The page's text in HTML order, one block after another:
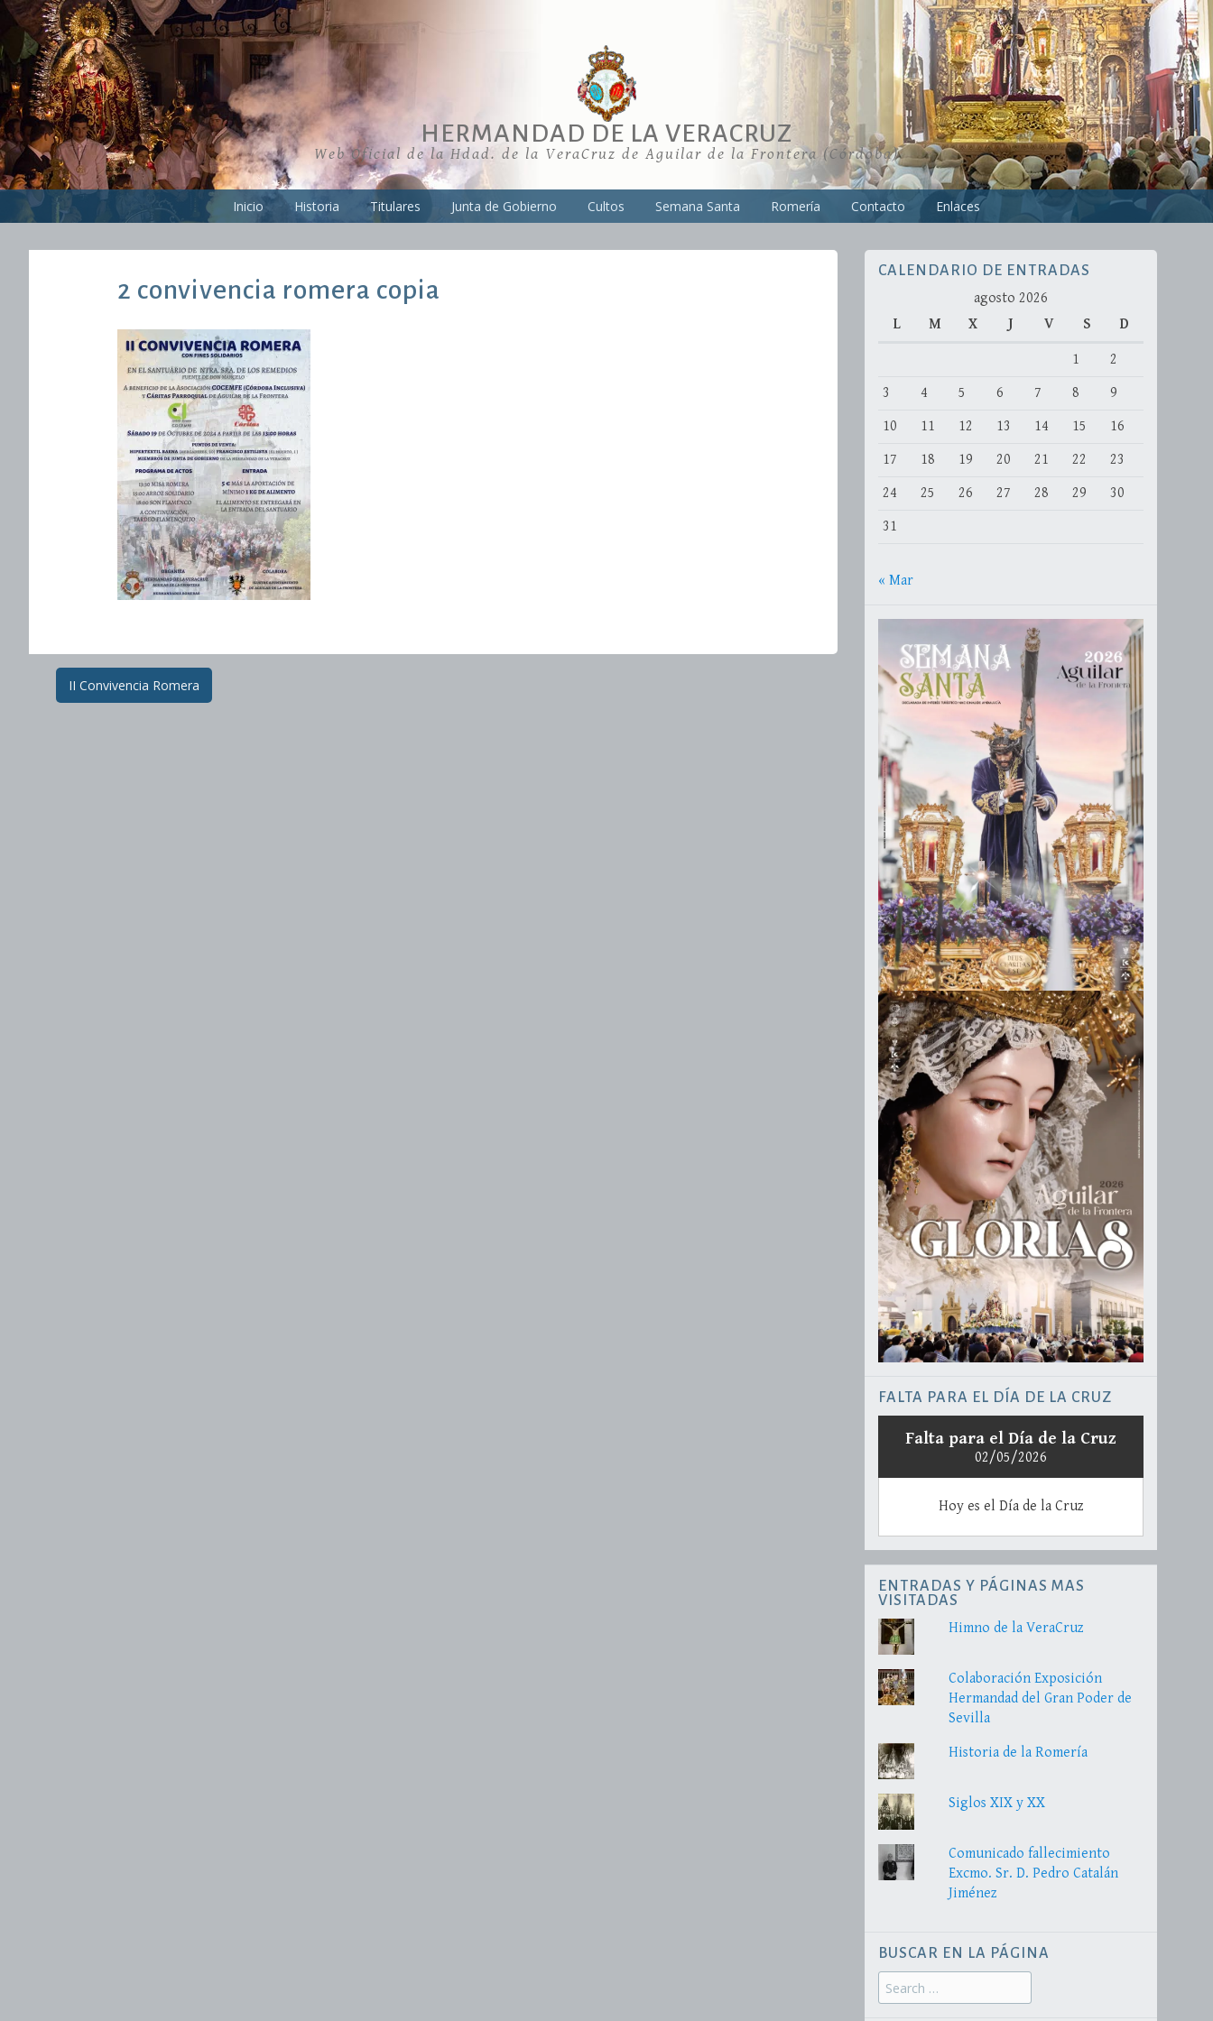
Skip
content
HERMANDAD DE LA VERACRUZ
Web Oficial de la Hdad. de la VeraCruz de Aguilar de la Frontera (Córdoba)
Inicio Historia Titulares Junta de Gobierno Cultos Semana Santa Romería Contacto Enlaces
2 convivencia romera copia
10/10/2024
Administradorweb
Post
navigation
II Convivencia Romera
CALENDARIO DE ENTRADAS
agosto 2026
L
M X J V S D
1
2
3
4 5 6 7 8
9
10
11 12 13 14 15
16
17
18 19 20 21 22
23
24
25 26 27 28 29
30
31
« Mar
FALTA PARA EL DÍA DE LA CRUZ
Falta para el Día de la Cruz
02/05/2026
Hoy es el Día de la Cruz
ENTRADAS Y PÁGINAS MAS
VISITADAS
Himno de la VeraCruz
Colaboración Exposición
Hermandad del Gran Poder de
Sevilla
Historia de la Romería
Siglos XIX y XX
Comunicado fallecimiento
Excmo. Sr. D. Pedro Catalán
Jiménez
BUSCAR EN LA PÁGINA
Search
for: